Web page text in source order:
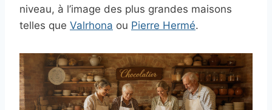
niveau, à l’image des plus grandes maisons
telles que Valrhona ou Pierre Hermé.